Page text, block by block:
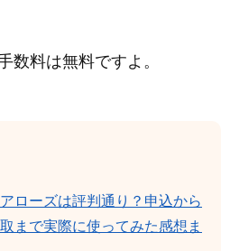
数料は無料ですよ。
ローズは評判通り？申込から
まで実際に使ってみた感想ま